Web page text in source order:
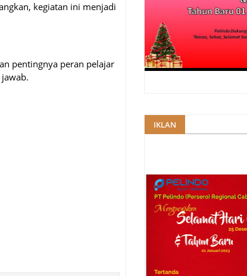
kegiatan ini menjadi
pentingnya peran pelajar
IKLAN